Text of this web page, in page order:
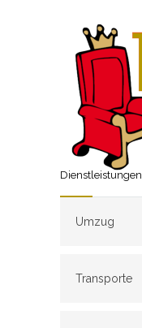
Dienstleistungen
Umzug
Transporte